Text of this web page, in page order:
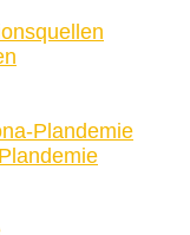
Plandemie